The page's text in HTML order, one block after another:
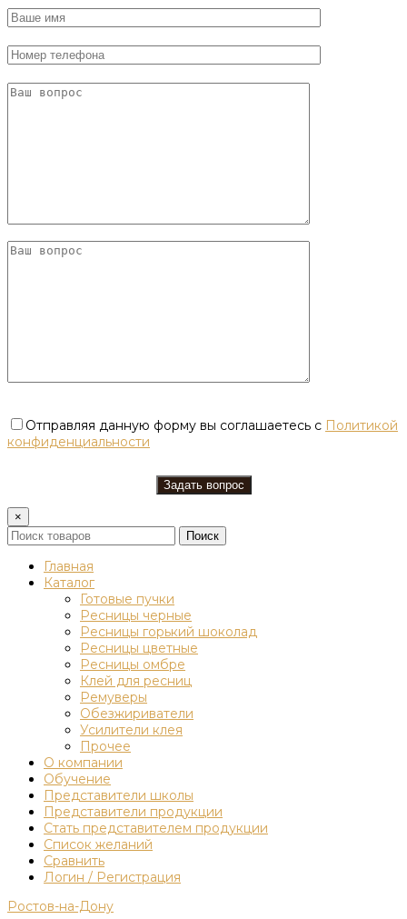
Отправляя данную форму вы соглашаетесь с Политикой
конфиденциальности
×
Поиск
Главная
Каталог
Готовые пучки
Ресницы черные
Ресницы горький шоколад
Ресницы цветные
Ресницы омбре
Клей для ресниц
Ремуверы
Обезжириватели
Усилители клея
Прочее
О компании
Обучение
Представители школы
Представители продукции
Стать представителем продукции
Список желаний
Сравнить
Логин / Регистрация
Ростов-на-Дону